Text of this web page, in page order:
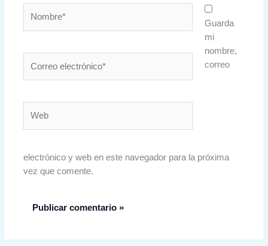
electrónico*
Guarda
mi
nombre,
correo
electrónico y web en este navegador para la próxima
vez que comente.